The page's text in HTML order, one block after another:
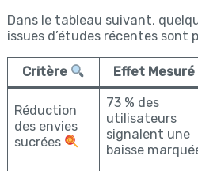
Dans le tableau suivant,
issues d’études récentes sont
Critère Effet Mesuré
Réduction
des envies
sucrées
73 % des
utilisateurs
signalent une
baisse